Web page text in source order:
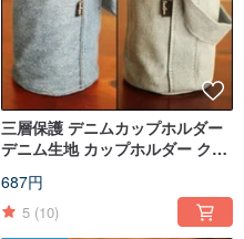
三層保護 デニムカップホルダー
デニム生地 カップホルダー クラ
カップホルダーをプレゼント
687円
5 (10)